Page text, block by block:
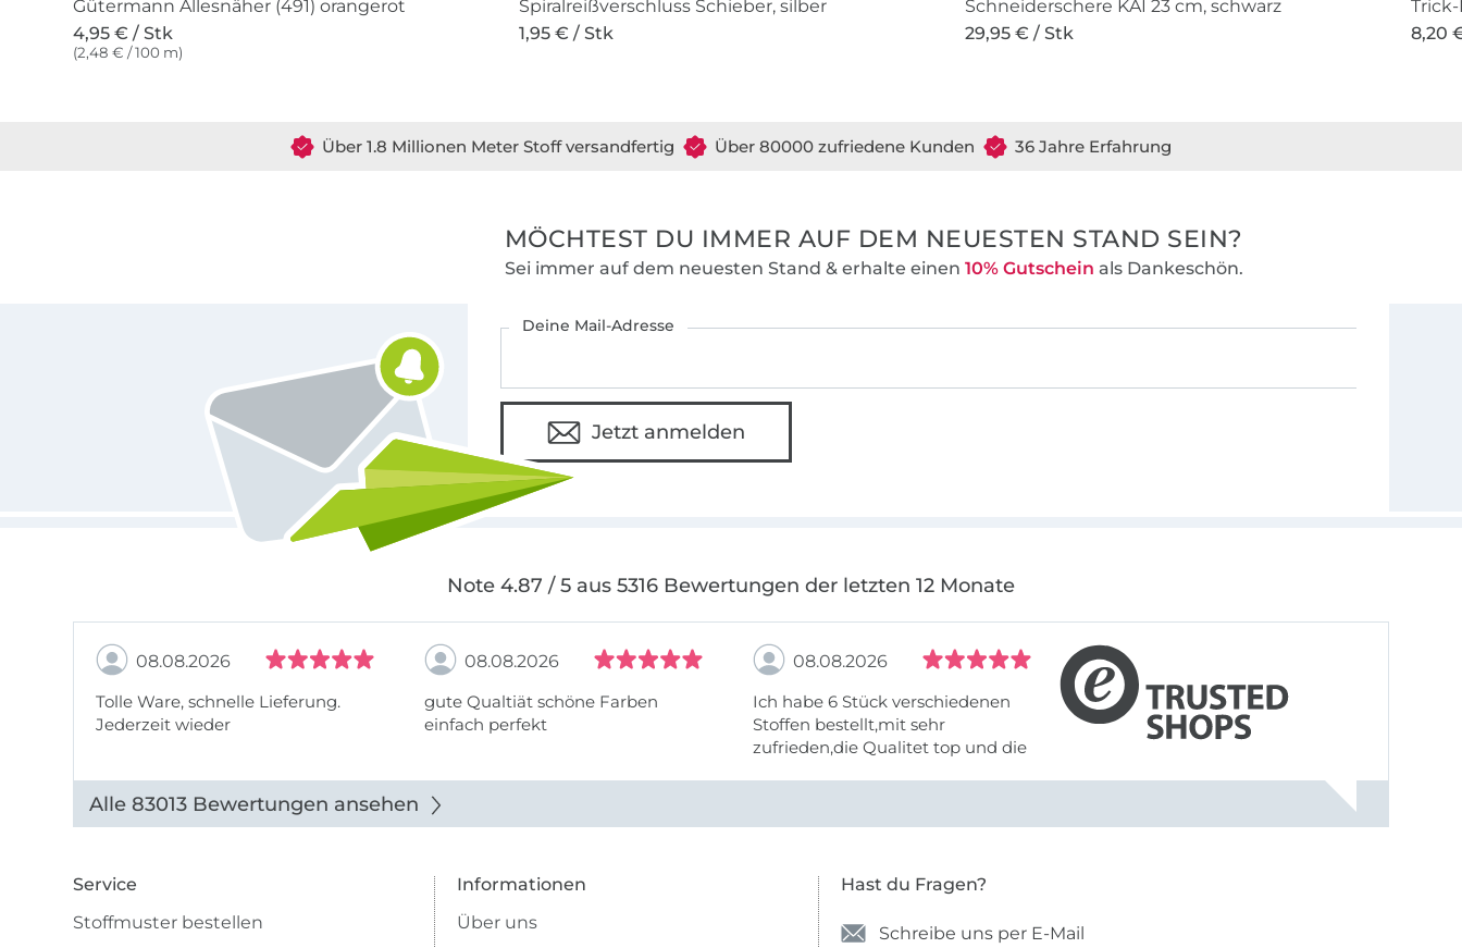
Gütermann Allesnäher (491) orangerot
4,95 € / Stk
(2,48 € / 100 m)
Spiralreißverschluss Schieber, silber
1,95 € / Stk
Schneiderschere KAI 23 cm, schwarz
29,95 € / Stk
8,20
Über 1.8 Millionen Meter Stoff versandfertig Über 80000 zufriedene Kunden 36 Jahre Erfahrung
MÖCHTEST DU IMMER AUF DEM NEUESTEN STAND SEIN?
Sei immer auf dem neuesten Stand & erhalte einen 10% Gutschein als Dankeschön.
Deine Mail-Adresse
Jetzt anmelden
Note 4.87 / 5 aus 5316 Bewertungen der letzten 12 Monate
08.08.2026
Tolle Ware, schnelle Lieferung.
Jederzeit wieder
08.08.2026
gute Qualtiät schöne Farben
einfach perfekt
08.08.2026
Ich habe 6 Stück verschiedenen
Stoffen bestellt,mit sehr
zufrieden,die Qualitet top und die
Alle 83013 Bewertungen ansehen
Service
Stoffmuster bestellen
Informationen
Über uns
Hast du Fragen?
Schreibe uns per E-Mail